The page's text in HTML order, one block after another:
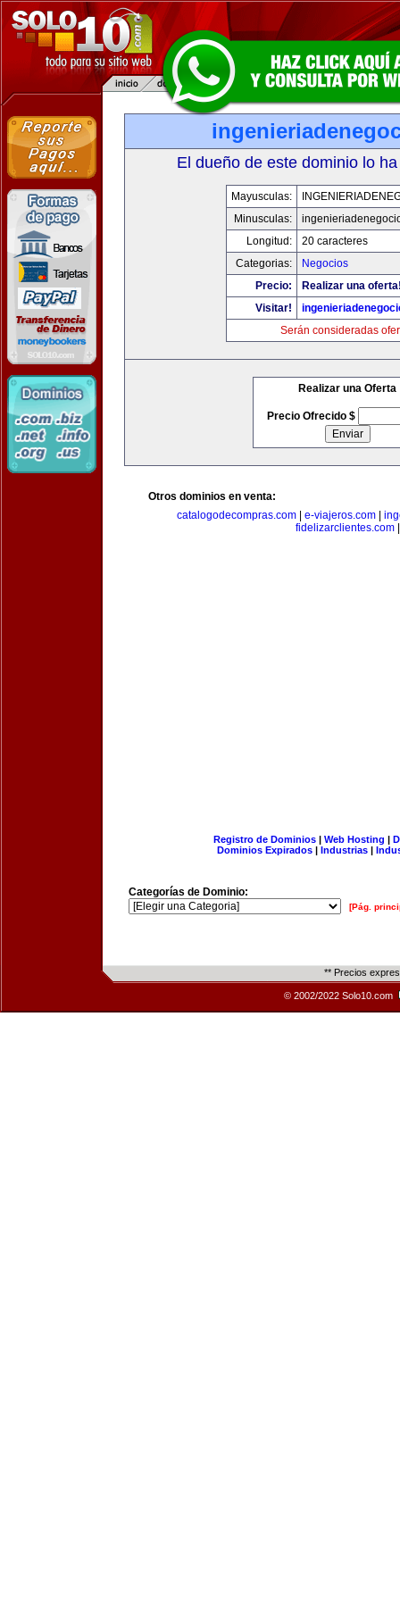
El dueño de este dominio lo
Mayusculas:
Minusculas:
Longitud:
20 caracteres
Categorias:
Negocios
Precio:
Realizar una
Visitar!
Serán consideradas
Realizar una Oferta
Precio Ofrecido $
Otros dominios en venta:
catalogodecompras.com| e-viajeros.com|
fidelizarclientes.com|
Registro de Dominios| Web Hosting |
Dominios Expirados | Industrias |
Categorías de Dominio:
[Pág.
** Precios
© 2002/2022 Solo10.com